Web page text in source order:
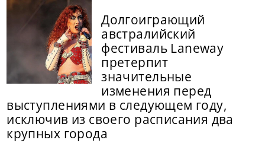
Долгоиграющий
австралийский
фестиваль Laneway
претерпит
значительные
изменения перед
выступлениями в следующем году,
исключив из своего расписания два
крупных города